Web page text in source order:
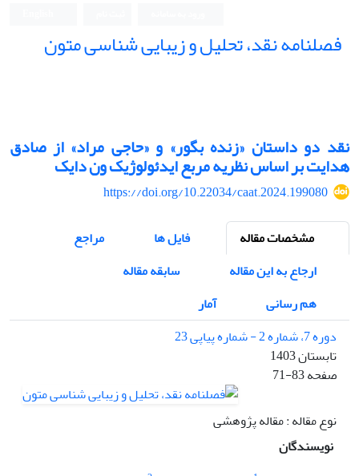
فصلنامه نقد، تحلیل و زیبایی شناسی متون
نقد دو داستان «زنده بگور» و «حاجی مراد» از صادق
هدایت بر اساس نظریه مربع ایدئولوژیک ون دایک
https://doi.org/10.22034/caat.2024.199080
مشخصات مقاله
فایل ها
مراجع
ارجاع به این مقاله
سابقه مقاله
هم رسانی
آمار
دوره 7، شماره 2 - شماره پیاپی 23
تابستان 1403
صفحه71-83
نوع مقاله : مقاله پژوهشی
نویسندگان